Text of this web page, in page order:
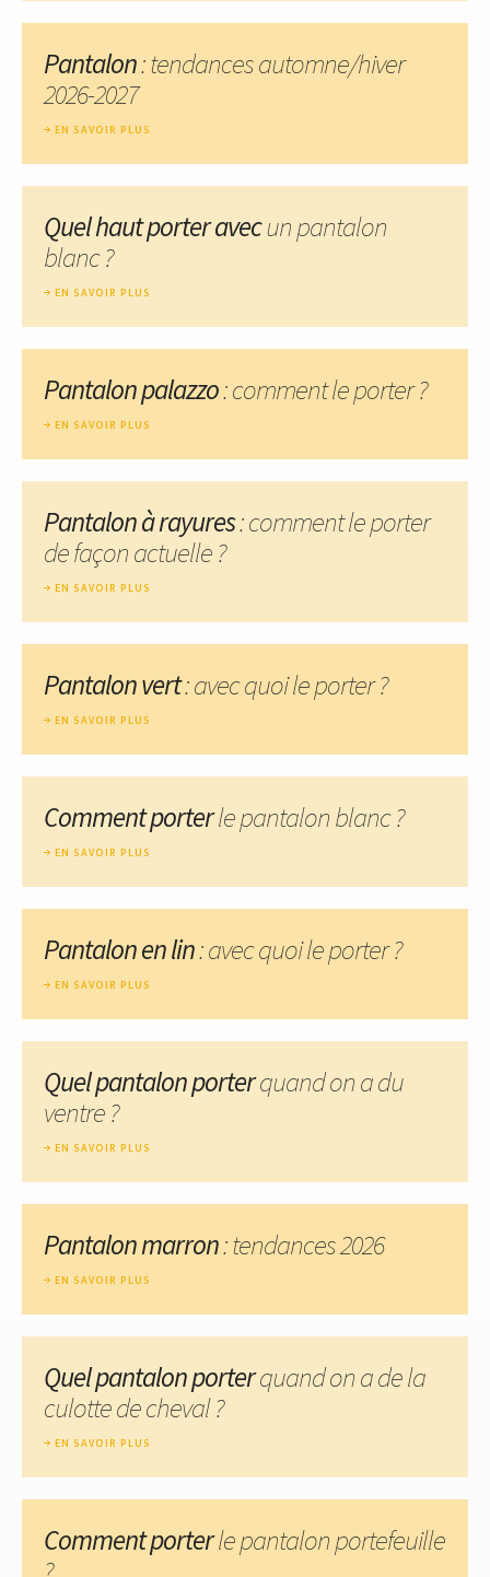
Pantalon: tendances automne/hiver
2026-2027
EN SAVOIR PLUS
Quel haut porter avecun pantalon
blanc ?
EN SAVOIR PLUS
Pantalon palazzo: comment le porter ?
EN SAVOIR PLUS
Pantalon à rayures: comment le porter
de façon actuelle ?
EN SAVOIR PLUS
Pantalon vert: avec quoi le porter ?
EN SAVOIR PLUS
Comment porterle pantalon blanc ?
EN SAVOIR PLUS
Pantalon en lin: avec quoi le porter ?
EN SAVOIR PLUS
Quel pantalon porterquand on a du
ventre ?
EN SAVOIR PLUS
Pantalon marron: tendances 2026
EN SAVOIR PLUS
Quel pantalon porterquand on a de la
culotte de cheval ?
EN SAVOIR PLUS
Comment porterle pantalon portefeuille